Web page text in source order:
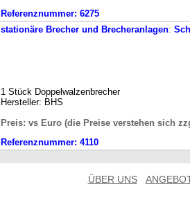
Referenznummer: 6275
stationäre Brecher und Brecheranlagen:
1 Stück Doppelwalzenbrecher
Hersteller: BHS
Preis: vs Euro (die Preise verstehen sich
Referenznummer: 4110
ÜBER UNS